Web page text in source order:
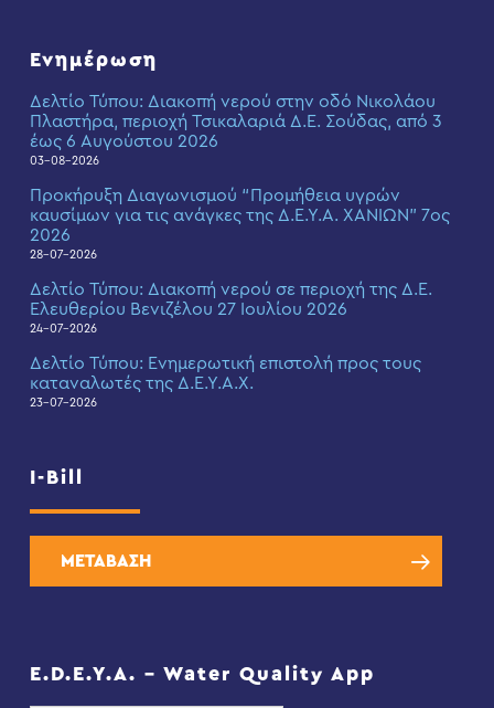
Ενημέρωση
Δελτίο Τύπου: Διακοπή νερού στην οδό Νικολάου
Πλαστήρα, περιοχή Τσικαλαριά Δ.Ε. Σούδας, από 3
έως 6 Αυγούστου 2026
03-08-2026
Προκήρυξη Διαγωνισμού “Προμήθεια υγρών
καυσίμων για τις ανάγκες της Δ.Ε.Υ.Α. ΧΑΝΙΩΝ” 7ος
2026
28-07-2026
Δελτίο Τύπου: Διακοπή νερού σε περιοχή της Δ.Ε.
Ελευθερίου Βενιζέλου 27 Ιουλίου 2026
24-07-2026
Δελτίο Τύπου: Eνημερωτική επιστολή προς τους
καταναλωτές της Δ.Ε.Υ.Α.Χ.
23-07-2026
I-Bill
ΜΕΤΑΒΑΣΗ
E.D.E.Y.A. – Water Quality App